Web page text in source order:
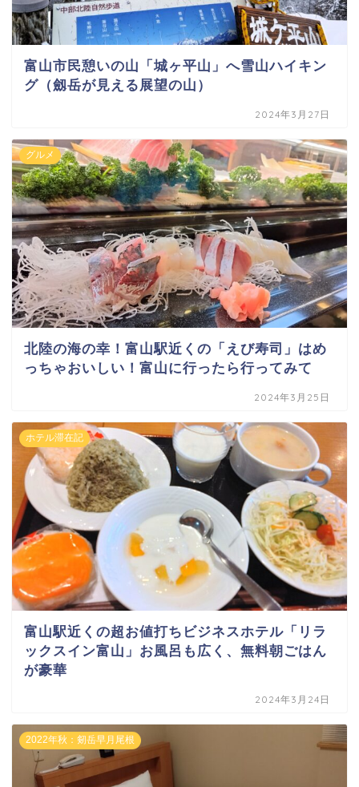
富山市民憩いの山「城ヶ平山」へ雪山ハイキン
グ（劔岳が見える展望の山）
2024年3月27日
グルメ
北陸の海の幸！富山駅近くの「えび寿司」はめ
っちゃおいしい！富山に行ったら行ってみて
2024年3月25日
ホテル滞在記
富山駅近くの超お値打ちビジネスホテル「リラ
ックスイン富山」お風呂も広く、無料朝ごはん
が豪華
2024年3月24日
2022年秋：剱岳早月尾根